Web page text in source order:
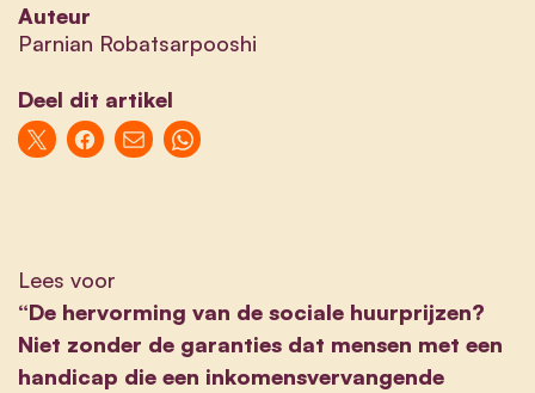
Auteur
Parnian Robatsarpooshi
Deel dit artikel
Lees voor
“De hervorming van de sociale huurprijzen?
Niet zonder de garanties dat mensen met een
handicap die een inkomensvervangende